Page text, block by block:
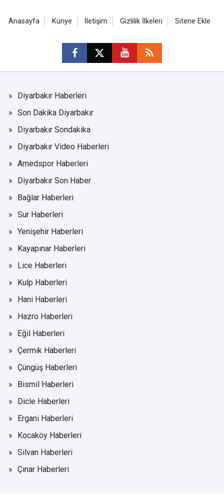
Anasayfa Künye İletişim Gizlilik İlkeleri Sitene Ekle
Diyarbakır Haberleri
Son Dakika Diyarbakır
Diyarbakır Sondakika
Diyarbakır Video Haberleri
Amedspor Haberleri
Diyarbakır Son Haber
Bağlar Haberleri
Sur Haberleri
Yenişehir Haberleri
Kayapınar Haberleri
Lice Haberleri
Kulp Haberleri
Hani Haberleri
Hazro Haberleri
Eğil Haberleri
Çermik Haberleri
Çüngüş Haberleri
Bismil Haberleri
Dicle Haberleri
Ergani Haberleri
Kocaköy Haberleri
Silvan Haberleri
Çınar Haberleri